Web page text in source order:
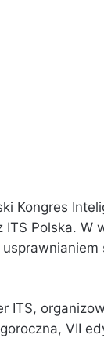
Kongres
Polska. W
ITS,
VII